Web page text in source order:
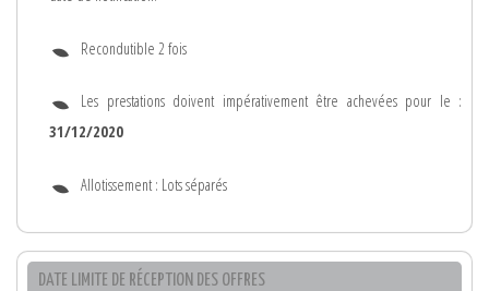
Recondutible 2 fois
Les prestations doivent impérativement être achevées pour le :
31/12/2020
Allotissement : Lots séparés
DATE LIMITE DE RÉCEPTION DES OFFRES